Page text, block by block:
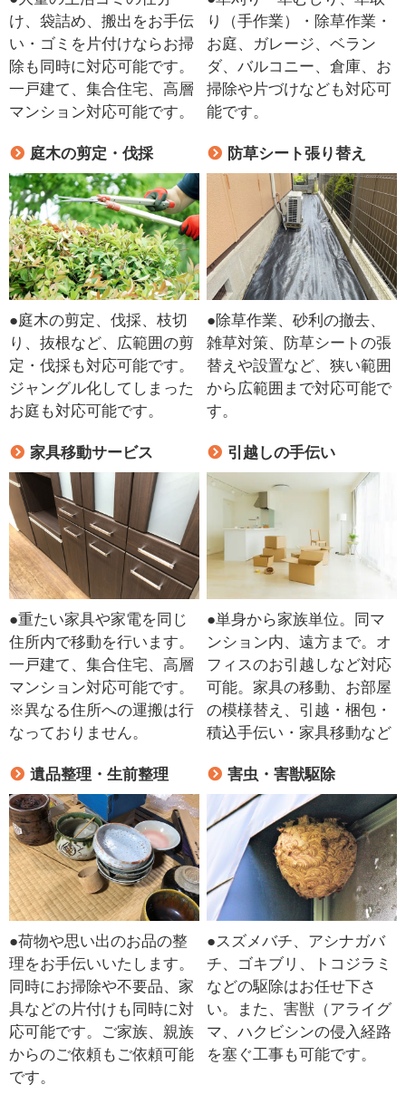
け、袋詰め、搬出をお手伝
い・ゴミを片付けならお掃
除も同時に対応可能です。
一戸建て、集合住宅、高層
マンション対応可能です。
り（手作業）・除草作業・
お庭、ガレージ、ベラン
ダ、バルコニー、倉庫、お
掃除や片づけなども対応可
能です。
庭木の剪定・伐採
●庭木の剪定、伐採、枝切
り、抜根など、広範囲の剪
定・伐採も対応可能です。
ジャングル化してしまった
お庭も対応可能です。
防草シート張り替え
●除草作業、砂利の撤去、
雑草対策、防草シートの張
替えや設置など、狭い範囲
から広範囲まで対応可能で
す。
家具移動サービス
●重たい家具や家電を同じ
住所内で移動を行います。
一戸建て、集合住宅、高層
マンション対応可能です。
※異なる住所への運搬は行
なっておりません。
引越しの手伝い
●単身から家族単位。同マ
ンション内、遠方まで。オ
フィスのお引越しなど対応
可能。家具の移動、お部屋
の模様替え、引越・梱包・
積込手伝い・家具移動など
遺品整理・生前整理
●荷物や思い出のお品の整
理をお手伝いいたします。
同時にお掃除や不要品、家
具などの片付けも同時に対
応可能です。ご家族、親族
からのご依頼もご依頼可能
です。
害虫・害獣駆除
●スズメバチ、アシナガバ
チ、ゴキブリ、トコジラミ
などの駆除はお任せ下さ
い。また、害獣（アライグ
マ、ハクビシンの侵入経路
を塞ぐ工事も可能です。